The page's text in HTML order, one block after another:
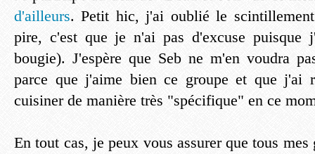
d'ailleurs. Petit hic, j'ai oublié le
pire, c'est que je n'ai pas d'excuse puisque
bougie). J'espère que Seb ne m'en voudra
parce que j'aime bien ce groupe et que j'ai
cuisiner de manière très "spécifique" en ce
En tout cas, je peux vous assurer que tous mes